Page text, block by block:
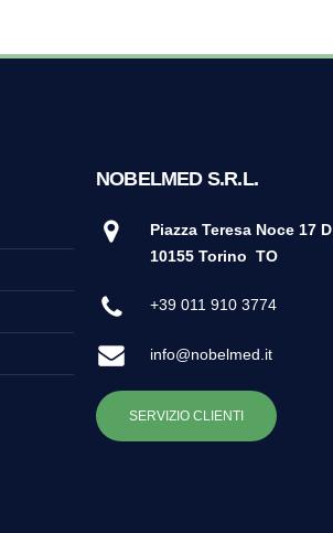
NOBELMED S.R.L.
Piazza Teresa Noce 17 D
10155 Torino TO
+39 011 910 3774
info@nobelmed.it
SERVIZIO CLIENTI